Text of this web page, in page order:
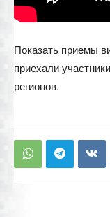
Показать приемы
приехали
регионов.